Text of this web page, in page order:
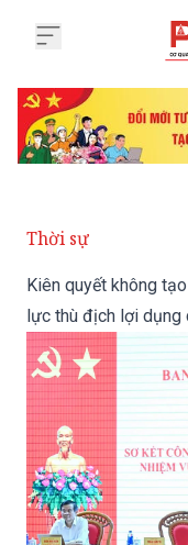
Thời sự
Kiên quyết không
lực thù địch lợi dụng